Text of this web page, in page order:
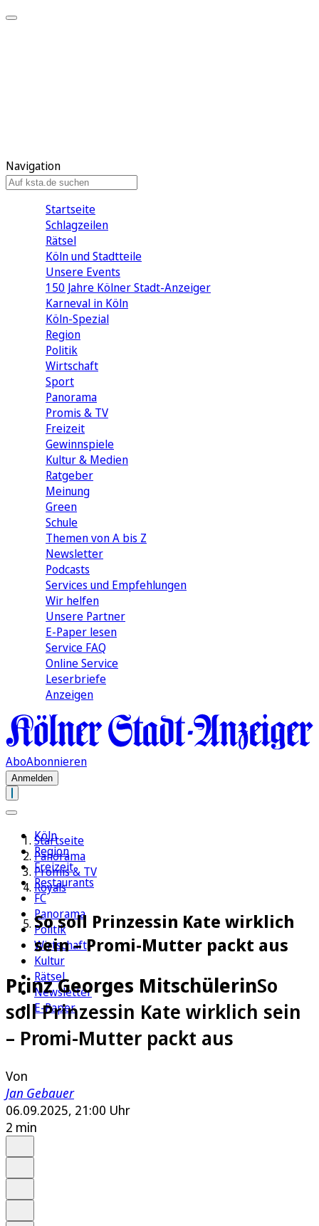
Navigation
Startseite
Schlagzeilen
Rätsel
Köln und Stadtteile
Unsere Events
150 Jahre Kölner Stadt-Anzeiger
Karneval in Köln
Köln-Spezial
Region
Politik
Wirtschaft
Sport
Panorama
Promis & TV
Freizeit
Gewinnspiele
Kultur & Medien
Ratgeber
Meinung
Green
Schule
Themen von A bis Z
Newsletter
Podcasts
Services und Empfehlungen
Wir helfen
Unsere Partner
E-Paper lesen
Service FAQ
Online Service
Leserbriefe
Anzeigen
AboAbonnieren
Anmelden
Köln
Region
Freizeit
Restaurants
FC
Panorama
Politik
Wirtschaft
Kultur
Rätsel
Newsletter
E-Paper
Startseite
Panorama
Promis & TV
Royals
So soll Prinzessin Kate wirklich
sein – Promi-Mutter packt aus
Prinz Georges MitschülerinSo
soll Prinzessin Kate wirklich sein
– Promi-Mutter packt aus
Von
Jan Gebauer
06.09.2025, 21:00 Uhr
2 min